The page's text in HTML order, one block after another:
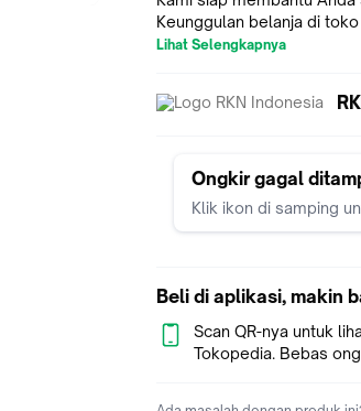
Keunggulan belanja di
1. Barang 1000% original,
3. Pilih GoSend dan Same
5. Jadwal operasional
(Senin - Jumat)
A. Keunggulan VALVE SET
3. Lebih kuat dan tahan
B. Spesifikasi:
1. Material Carbon steel
C. Kompatible/Aplikasi
Lihat Selengkapnya
Ongkir gagal
Klik ikon di samping
Beli di aplikasi, makin
Scan QR-nya untuk
Tokopedia. Bebas